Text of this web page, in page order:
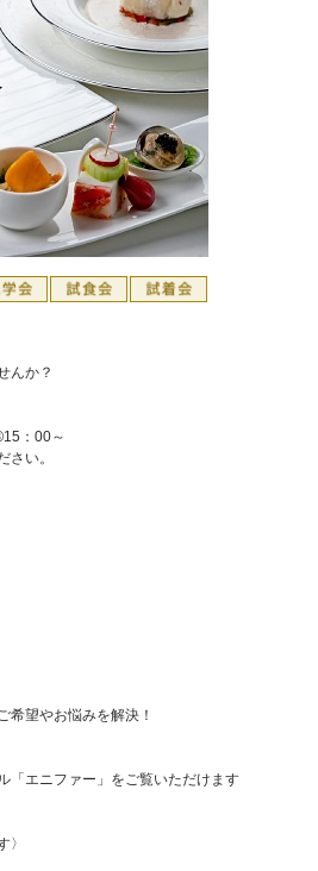
んか？
：00～
さい。
望やお悩みを解決！
「エニファー」をご覧いただけます
〉